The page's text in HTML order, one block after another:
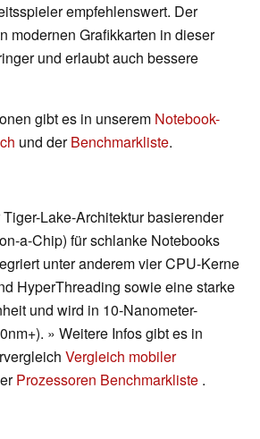
empfehlenswert. Der
modernen Grafikkarten in dieser
und erlaubt auch bessere
gibt es in unserem Notebook-
und derBenchmarkliste.
Tiger-Lake-Architektur basierender
a-Chip) für schlanke Notebooks
unter anderem vier CPU-Kerne
HyperThreading sowie eine starke
und wird in 10-Nanometer-
» Weitere Infos gibt es in
Vergleich mobiler
Prozessoren Benchmarkliste .